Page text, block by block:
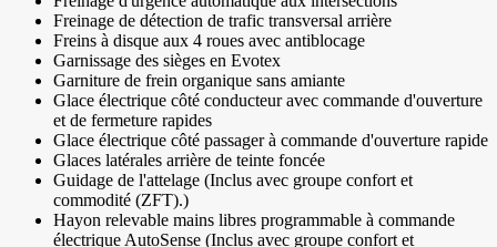
Freinage de détection de trafic transversal arrière
Freins à disque aux 4 roues avec antiblocage
Garnissage des sièges en Evotex
Garniture de frein organique sans amiante
Glace électrique côté conducteur avec commande d'ouverture
et de fermeture rapides
Glace électrique côté passager à commande d'ouverture rapide
Glaces latérales arrière de teinte foncée
Guidage de l'attelage (Inclus avec groupe confort et
commodité (ZFT).)
Hayon relevable mains libres programmable à commande
électrique AutoSense (Inclus avec groupe confort et